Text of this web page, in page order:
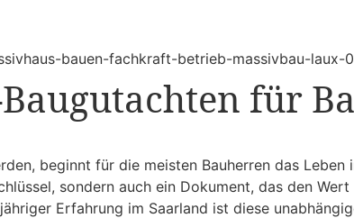
Baugutachten für
beginnt für die meisten Bauherren das Leben
sondern auch ein Dokument, das den
Erfahrung im Saarland ist diese